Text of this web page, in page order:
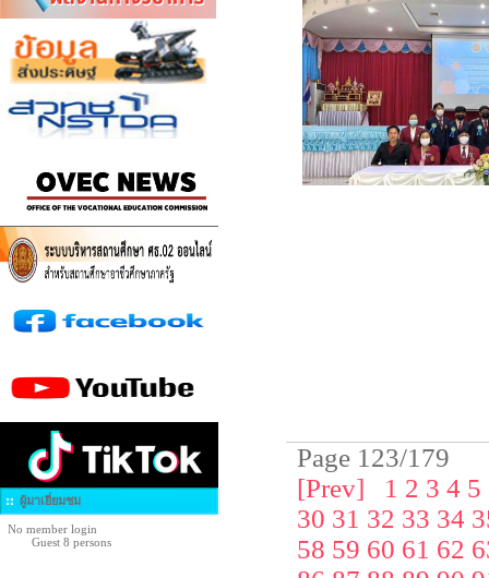
ผู้มาเยี่ยมชม
No member login
Guest 8 persons
Page 123/179
[Prev]
1 2 3 4 5
30 31 32 33 34
58 59 60 61 62